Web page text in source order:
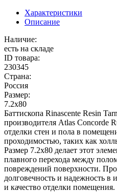
Характеристики
Описание
Наличие:
есть на складе
ID товара:
230345
Страна:
Россия
Размер:
7.2x80
Баттископа Rinascente Resin
производителя Atlas Concorde
отделки стен и пола в
проходимостью, таких как
Размер 7.2x80 делает этот
плавного перехода между
повреждений поверхности.
долговечность и надежность в
и качество отделки помещения.